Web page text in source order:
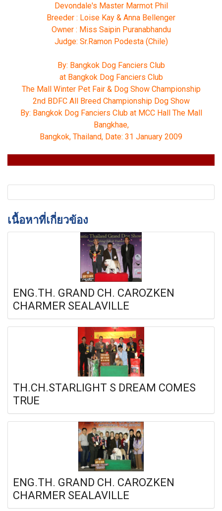
Devondale's Master Marmot Phil
Breeder : Loise Kay & Anna Bellenger
Owner : Miss Saipin Puranabhandu
Judge: Sr.Ramon Podesta (Chile)
By: Bangkok Dog Fanciers Club
at Bangkok Dog Fanciers Club
The Mall Winter Pet Fair & Dog Show Championship
2nd BDFC All Breed Championship Dog Show
By: Bangkok Dog Fanciers Club at MCC Hall The Mall
Bangkhae,
Bangkok, Thailand, Date: 31 January 2009
เนื้อหาที่เกี่ยวข้อง
ENG.TH. GRAND CH. CAROZKEN
CHARMER SEALAVILLE
TH.CH.STARLIGHT S DREAM COMES
TRUE
ENG.TH. GRAND CH. CAROZKEN
CHARMER SEALAVILLE